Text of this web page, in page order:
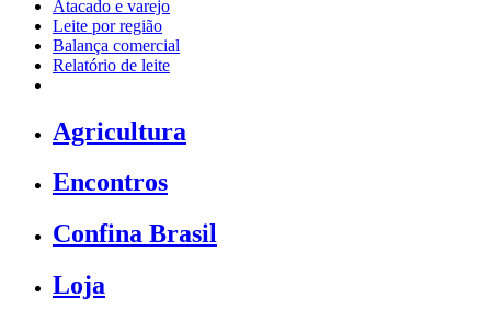
Atacado e varejo
Leite por região
Balança comercial
Relatório de leite
Agricultura
Encontros
Confina Brasil
Loja